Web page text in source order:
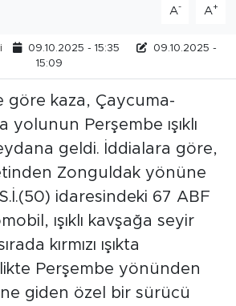
A- A+
09.10.2025 - 15:35
09.10.2025 -
15:09
göre kaza, Çaycuma-
yolunun Perşembe ışıklı
geldi. İddialara göre,
Zonguldak yönüne
idaresindeki 67 ABF
ışıklı kavşağa seyir
kırmızı ışıkta
Perşembe yönünden
giden özel bir sürücü